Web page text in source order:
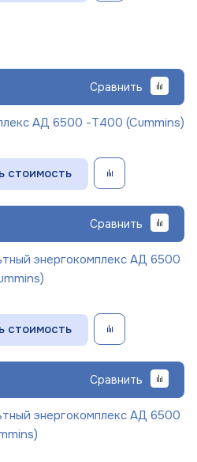
Сравнить
АД 6500 -Т400 (Cummins)
стоимость
Сравнить
энергокомплекс АД 6500
стоимость
Сравнить
энергокомплекс АД 6500